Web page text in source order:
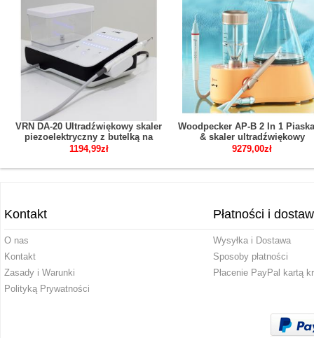
VRN DA-20 Ultradźwiękowy skaler
piezoelektryczny z butelką na
wodę kompatybilny z panelem
1194,99zł
Woodpecker AP-B 2 In 1
& skaler ultradźwiękowy
stomatologiczne
9279,00zł
Kontakt
O nas
Kontakt
Zasady i Warunki
Polityką Prywatności
Płatności i
Wysyłka i Dostawa
Sposoby płatności
Płacenie PayPal kartą